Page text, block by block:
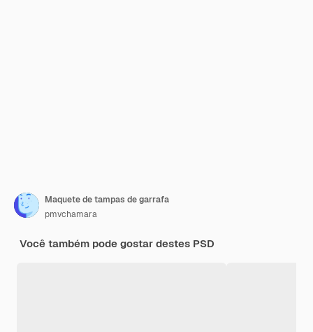
Maquete de tampas de garrafa
pmvchamara
Você também pode gostar destes PSD